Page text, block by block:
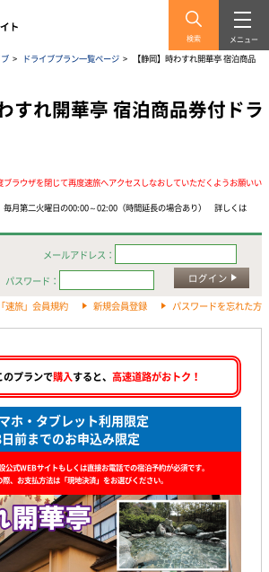
検索 メニュー
> ドライブプラン一覧ページ >
【静岡】時わすれ開華亭 宿泊商品
すれ開華亭 宿泊商品券付ドラ
ラウザを閉じて再度速旅へアクセスしなおしていただくようお願いい
月第二火曜日の00:00～02:00（時間延長の場合あり） 詳しくは
メールアドレス：
パスワード：
ログイン
「速旅」会員規約 新規会員登録 パスワードを忘れた方
のプランで購入すると、 高速道路がおトク！
ホ・タブレット利用限定
前までのお申込み限定
公式WEBサイトもしくは直接お電話での宿泊予約が必須です。
際、お支払方法は「現地決済」をお選びください。